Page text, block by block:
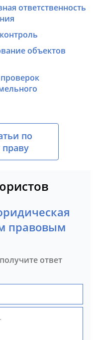
ответственность
объектов
по
правовым
ответ